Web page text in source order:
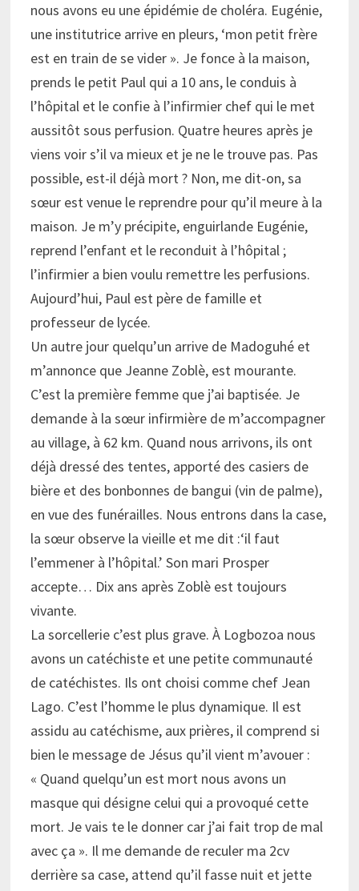
nous avons eu une épidémie de choléra. Eugénie,
une institutrice arrive en pleurs, ‘mon petit frère
est en train de se vider ». Je fonce à la maison,
prends le petit Paul qui a 10 ans, le conduis à
l’hôpital et le confie à l’infirmier chef qui le met
aussitôt sous perfusion. Quatre heures après je
viens voir s’il va mieux et je ne le trouve pas. Pas
possible, est-il déjà mort ? Non, me dit-on, sa
sœur est venue le reprendre pour qu’il meure à la
maison. Je m’y précipite, enguirlande Eugénie,
reprend l’enfant et le reconduit à l’hôpital ;
l’infirmier a bien voulu remettre les perfusions.
Aujourd’hui, Paul est père de famille et
professeur de lycée.
Un autre jour quelqu’un arrive de Madoguhé et
m’annonce que Jeanne Zoblè, est mourante.
C’est la première femme que j’ai baptisée. Je
demande à la sœur infirmière de m’accompagner
au village, à 62 km. Quand nous arrivons, ils ont
déjà dressé des tentes, apporté des casiers de
bière et des bonbonnes de bangui (vin de palme),
en vue des funérailles. Nous entrons dans la case,
la sœur observe la vieille et me dit :‘il faut
l’emmener à l’hôpital.’ Son mari Prosper
accepte… Dix ans après Zoblè est toujours
vivante.
La sorcellerie c’est plus grave. À Logbozoa nous
avons un catéchiste et une petite communauté
de catéchistes. Ils ont choisi comme chef Jean
Lago. C’est l’homme le plus dynamique. Il est
assidu au catéchisme, aux prières, il comprend si
bien le message de Jésus qu’il vient m’avouer :
« Quand quelqu’un est mort nous avons un
masque qui désigne celui qui a provoqué cette
mort. Je vais te le donner car j’ai fait trop de mal
avec ça ». Il me demande de reculer ma 2cv
derrière sa case, attend qu’il fasse nuit et jette